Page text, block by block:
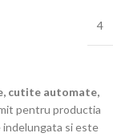
4
cutite automate,
pentru productia
indelungata si este